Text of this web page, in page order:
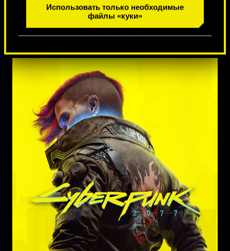
Использовать только необходимые
файлы «куки»
1из7